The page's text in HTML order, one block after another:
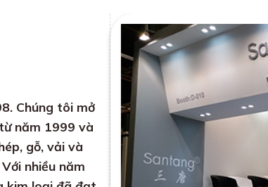
Chúng tôi mở
năm 1999 và
gỗ, vải và
nhiều năm